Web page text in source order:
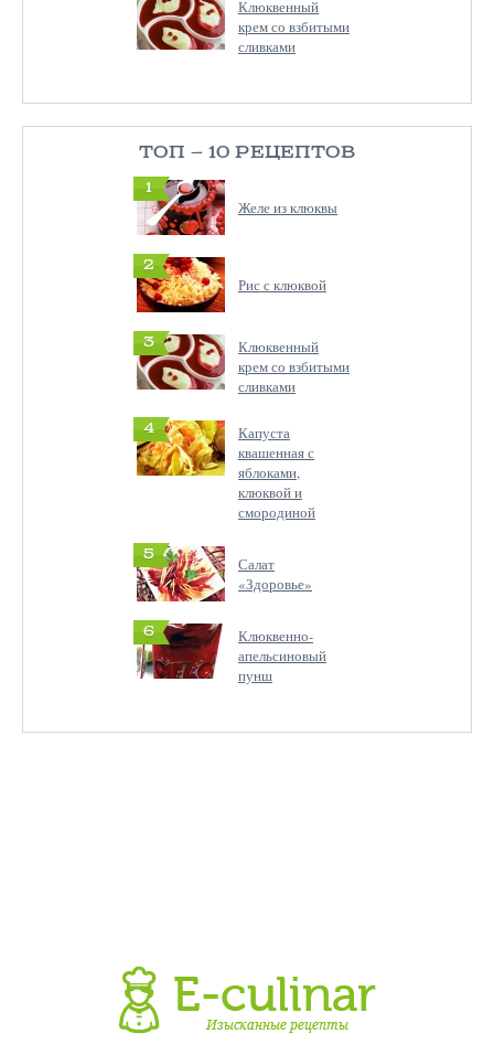
Клюквенный
крем со взбитыми
сливками
ТОП — 10 РЕЦЕПТОВ
1
Желе из клюквы
2
Рис с клюквой
3
Клюквенный
крем со взбитыми
сливками
4
Капуста
квашенная с
яблоками,
клюквой и
смородиной
5
Салат
«Здоровье»
6
Клюквенно-
апельсиновый
пунш